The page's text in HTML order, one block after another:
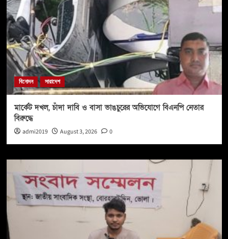
বিনোদন সারাদেশ
মার্কেট দখল, চাঁদা দাবি ও বাসা ভাঙচুরের অভিযোগে বিএনপি নেতার
বিরুদ্ধে
admi2019 August 3, 2026 0